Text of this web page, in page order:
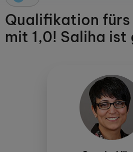
Qualifikation fürs
mit 1,0! Saliha